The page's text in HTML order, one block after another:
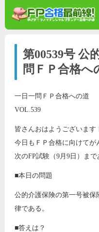
第00539号 公
問ＦＰ合格へ
一日一問ＦＰ合格への道
VOL.539
皆さんおはようございます
今日もＦＰ合格に向けてが
次のFP試験（9月9日）まで
■本日の問題
公的介護保険の第一号被
律である。
■答えは？